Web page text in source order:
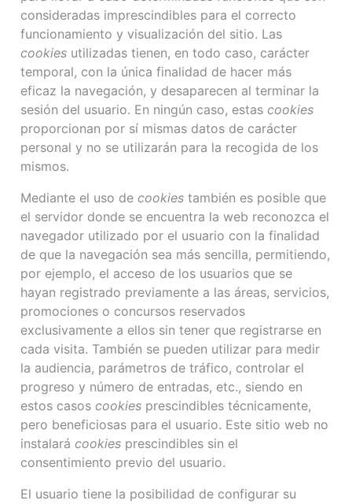
consideradas imprescindibles para el correcto
funcionamiento y visualización del sitio. Las
cookies utilizadas tienen, en todo caso, carácter
temporal, con la única finalidad de hacer más
eficaz la navegación, y desaparecen al terminar la
sesión del usuario. En ningún caso, estascookies
proporcionan por sí mismas datos de carácter
personal y no se utilizarán para la recogida de los
mismos.
Mediante el uso decookiestambién es posible que
el servidor donde se encuentra la web reconozca el
navegador utilizado por el usuario con la finalidad
de que la navegación sea más sencilla, permitiendo,
por ejemplo, el acceso de los usuarios que se
hayan registrado previamente a las áreas, servicios,
promociones o concursos reservados
exclusivamente a ellos sin tener que registrarse en
cada visita. También se pueden utilizar para medir
la audiencia, parámetros de tráfico, controlar el
progreso y número de entradas, etc., siendo en
estos casoscookies prescindibles técnicamente,
pero beneficiosas para el usuario. Este sitio web no
instalarácookies prescindibles sin el
consentimiento previo del usuario.
El usuario tiene la posibilidad de configurar su